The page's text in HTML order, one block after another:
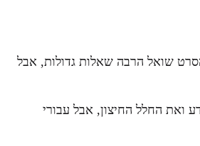
שואל הרבה שאלות גדולות, אבל
ואת החלל החיצון, אבל עבורי